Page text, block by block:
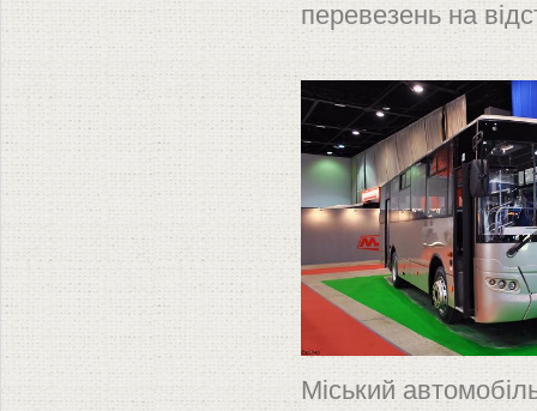
перевезень на
Міський